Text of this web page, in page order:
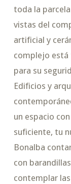
toda la
vistas del
artificial y
complejo
para su
Edificios y
un espacio
suficiente, tu
Bonalba
con
contemplar